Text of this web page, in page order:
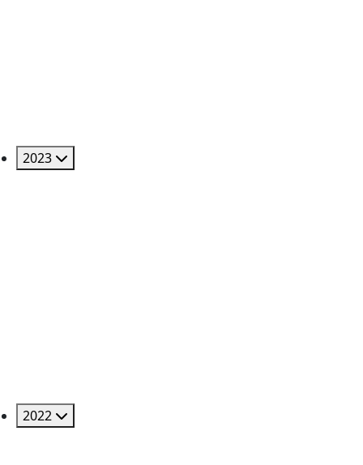
2023
2022